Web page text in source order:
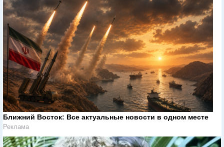
Ближний Восток: Все актуальные новости в одном месте
Реклама